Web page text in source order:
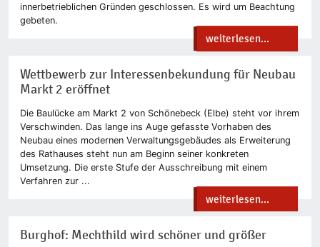
innerbetrieblichen Gründen geschlossen. Es wird um Beachtung
gebeten.
weiterlesen...
Wettbewerb zur Interessenbekundung für Neubau
Markt 2 eröffnet
Die Baulücke am Markt 2 von Schönebeck (Elbe) steht vor ihrem
Verschwinden. Das lange ins Auge gefasste Vorhaben des
Neubau eines modernen Verwaltungsgebäudes als Erweiterung
des Rathauses steht nun am Beginn seiner konkreten
Umsetzung. Die erste Stufe der Ausschreibung mit einem
Verfahren zur ...
weiterlesen...
Burghof: Mechthild wird schöner und größer